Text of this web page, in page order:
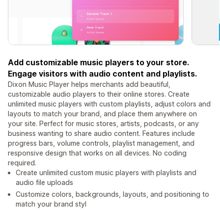
Add customizable music players to your store.
Engage visitors with audio content and playlists.
Dixon Music Player helps merchants add beautiful,
customizable audio players to their online stores. Create
unlimited music players with custom playlists, adjust colors and
layouts to match your brand, and place them anywhere on
your site. Perfect for music stores, artists, podcasts, or any
business wanting to share audio content. Features include
progress bars, volume controls, playlist management, and
responsive design that works on all devices. No coding
required.
Create unlimited custom music players with playlists and
audio file uploads
Customize colors, backgrounds, layouts, and positioning to
match your brand styl